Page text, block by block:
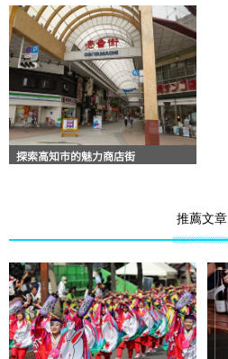
探索高知市的魅力商店街
推薦文章